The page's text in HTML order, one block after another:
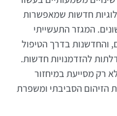
חדשות שמאפשרות
המגזר התעשייתי
והחדשנות בדרך הטיפול
להזדמנויות חדשות.
רק מסייעת במיחזור
הזיהום הסביבתי ומשפרת